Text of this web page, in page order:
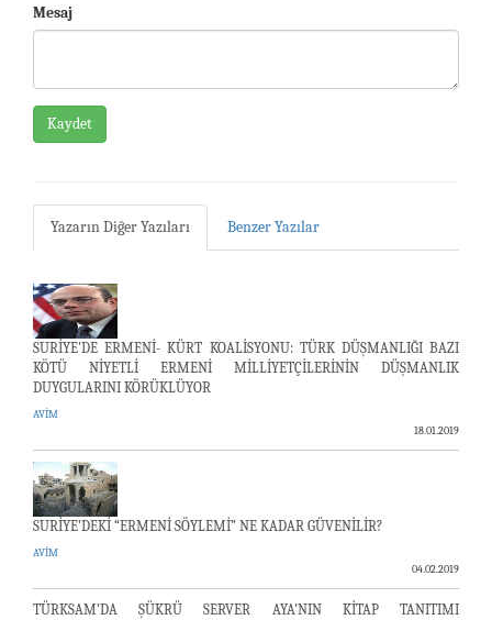
Mesaj
Kaydet
Yazarın Diğer Yazıları Benzer Yazılar
SURİYE'DE ERMENİ- KÜRT KOALİSYONU: TÜRK DÜŞMANLIĞI BAZI
KÖTÜ NİYETLİ ERMENİ MİLLİYETÇİLERİNİN DÜŞMANLIK
DUYGULARINI KÖRÜKLÜYOR
AVİM
18.01.2019
SURİYE’DEKİ “ERMENİ SÖYLEMİ” NE KADAR GÜVENİLİR?
AVİM
04.02.2019
TÜRKSAM’DA ŞÜKRÜ SERVER AYA’NIN KİTAP TANITIMI